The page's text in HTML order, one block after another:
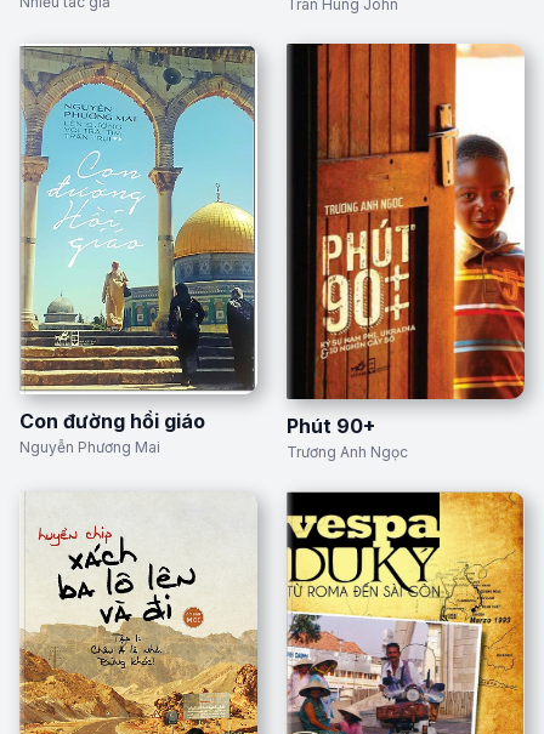
Tran Hung John
Con đường hồi giáo
Nguyễn Phương Mai
Phút 90+
Trương Anh Ngọc